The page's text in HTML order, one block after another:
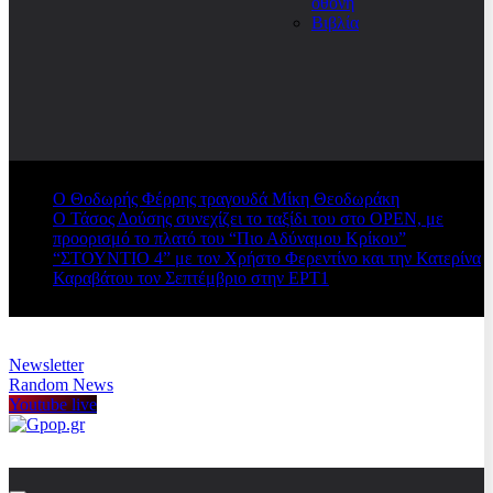
Βιβλία
Ο Θοδωρής Φέρρης τραγουδά Μίκη Θεοδωράκη
Ο Τάσος Δούσης συνεχίζει το ταξίδι του στο OPEN, με
προορισμό το πλατό του “Πιο Αδύναμου Κρίκου”
“ΣΤΟΥΝΤΙΟ 4” με τον Χρήστο Φερεντίνο και την Κατερίνα
Καραβάτου τον Σεπτέμβριο στην ΕΡΤ1
Newsletter
Random News
Youtube live